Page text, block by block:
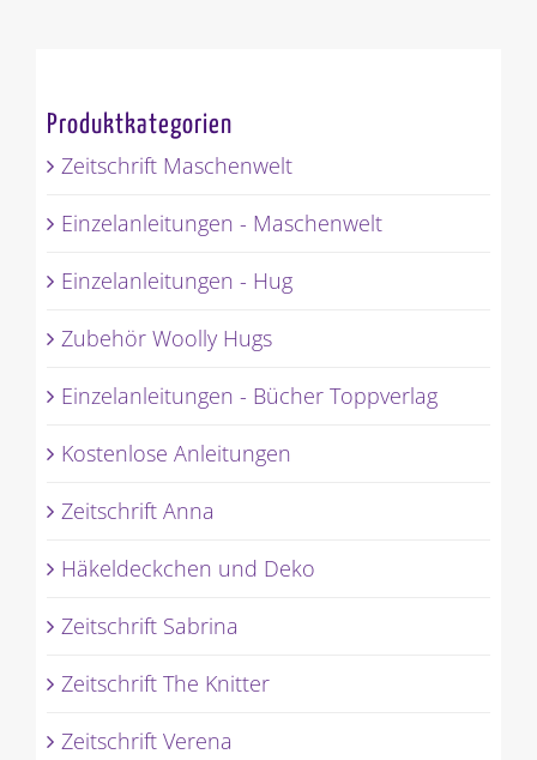
Produktkategorien
Zeitschrift Maschenwelt
Einzelanleitungen - Maschenwelt
Einzelanleitungen - Hug
Zubehör Woolly Hugs
Einzelanleitungen - Bücher Toppverlag
Kostenlose Anleitungen
Zeitschrift Anna
Häkeldeckchen und Deko
Zeitschrift Sabrina
Zeitschrift The Knitter
Zeitschrift Verena